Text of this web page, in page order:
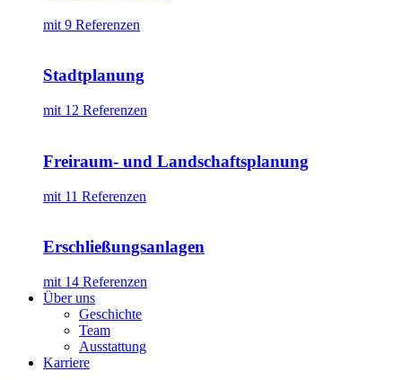
mit 9 Referenzen
Stadtplanung
mit 12 Referenzen
Freiraum- und Landschaftsplanung
mit 11 Referenzen
Erschließungsanlagen
mit 14 Referenzen
Über uns
Geschichte
Team
Ausstattung
Karriere